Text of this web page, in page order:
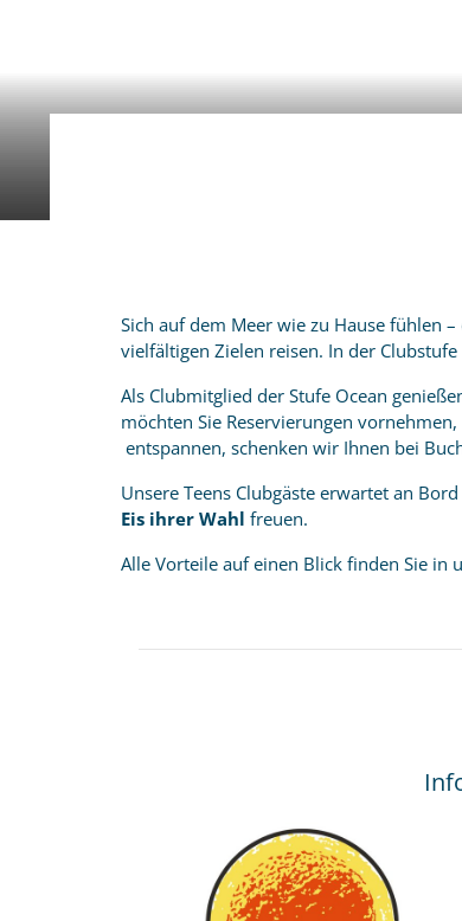
Sich auf dem Meer wie zu Hause fühlen
vielfältigen Zielen reisen. In der Clubstufe
Als Clubmitglied der Stufe Ocean
möchten Sie Reservierungen
entspannen, schenken wir Ihnen bei
Unsere Teens Clubgäste erwartet an
Eis ihrer Wahl freuen.
Alle Vorteile auf einen Blick finden Sie in